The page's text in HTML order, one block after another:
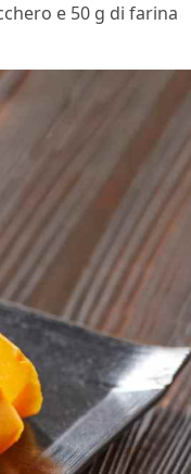
e 50 g di farina